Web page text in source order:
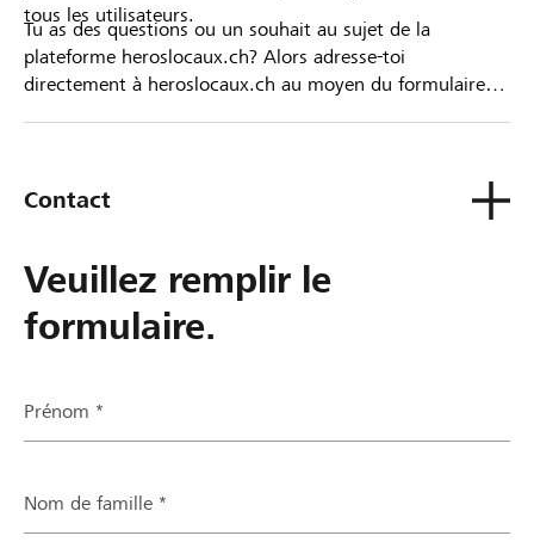
tous les utilisateurs.
Tu as des questions ou un souhait au sujet de la
plateforme heroslocaux.ch? Alors adresse-toi
directement à heroslocaux.ch au moyen du formulaire
Contact
Veuillez remplir le
formulaire.
Prénom *
Nom de famille *